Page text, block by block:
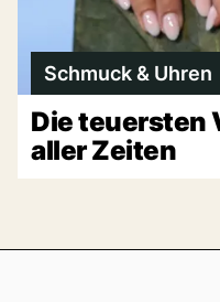
Schmuck & Uhren
Die teuersten
aller Zeiten